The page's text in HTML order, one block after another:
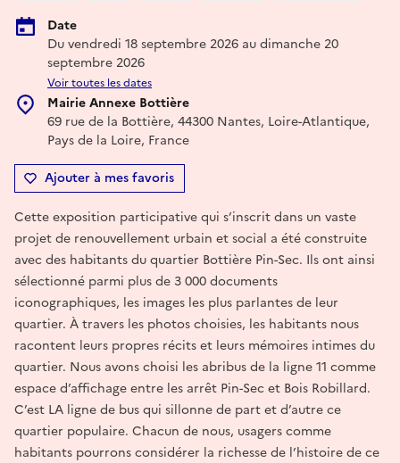
Date
Du vendredi 18 septembre 2026 au dimanche 20
septembre 2026
Voir toutes les dates
Mairie Annexe Bottière
69 rue de la Bottière, 44300 Nantes, Loire-Atlantique,
Pays de la Loire, France
Ajouter à mes favoris
Cette exposition participative qui s’inscrit dans un vaste
projet de renouvellement urbain et social a été construite
avec des habitants du quartier Bottière Pin-Sec. Ils ont ainsi
sélectionné parmi plus de 3 000 documents
iconographiques, les images les plus parlantes de leur
quartier. À travers les photos choisies, les habitants nous
racontent leurs propres récits et leurs mémoires intimes du
quartier. Nous avons choisi les abribus de la ligne 11 comme
espace d’affichage entre les arrêt Pin-Sec et Bois Robillard.
C’est LA ligne de bus qui sillonne de part et d’autre ce
quartier populaire. Chacun de nous, usagers comme
habitants pourrons considérer la richesse de l’histoire de ce